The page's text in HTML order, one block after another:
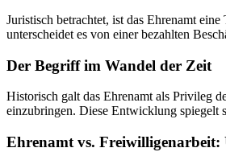
Juristisch betrachtet, ist das Ehrenamt
unterscheidet es von einer bezahlten
Der Begriff im Wandel der Zeit
Historisch galt das Ehrenamt als Privileg
einzubringen. Diese Entwicklung spiegelt
Ehrenamt vs. Freiwilligenarbeit: